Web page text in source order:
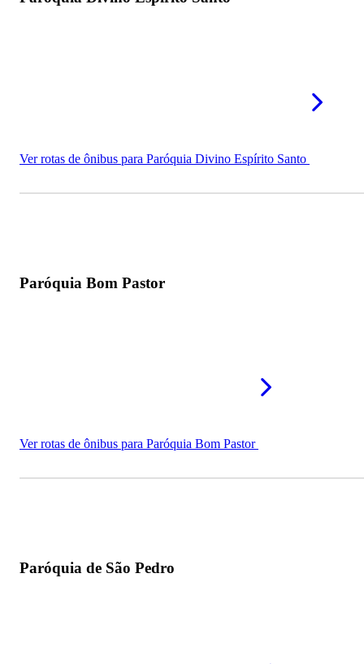
Ver rotas de ônibus para Paróquia Divino Espírito Santo
Paróquia Bom Pastor
Ver rotas de ônibus para Paróquia Bom Pastor
Paróquia de São Pedro